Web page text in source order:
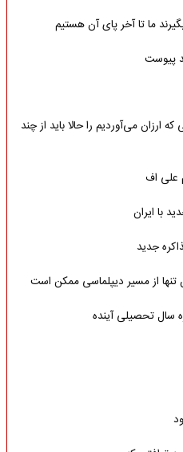
ما تا آخر پای آن هستیم
پیوست
که ارزان می‌آوردیم را حالا باید از چند
علی اف
با ایران
جدید
تنها از مسیر دیپلماسی ممکن است
سال تحصیلی آینده